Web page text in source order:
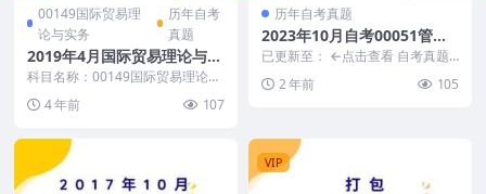
00149国际贸易理
论与实务
历年自考
真题
2019年4月国际贸易理论与实
务自考真题及答案
科目名称：00149国际贸易理论与
育自学考试...
4 年前 107
历年自考真题
2023年10月自考00051管理
系统中计算机应用真题及答案
已更新至： ←点击查看 自考真题
水印是为了防盗...
2 年前 105
VIP